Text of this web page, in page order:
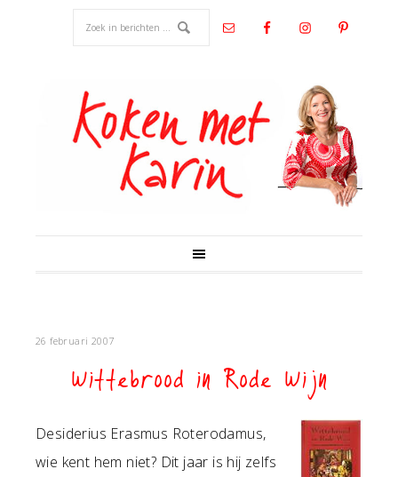
26 februari 2007
Wittebrood in Rode Wijn
Desiderius Erasmus Roterodamus,
wie kent hem niet? Dit jaar is hij zelfs